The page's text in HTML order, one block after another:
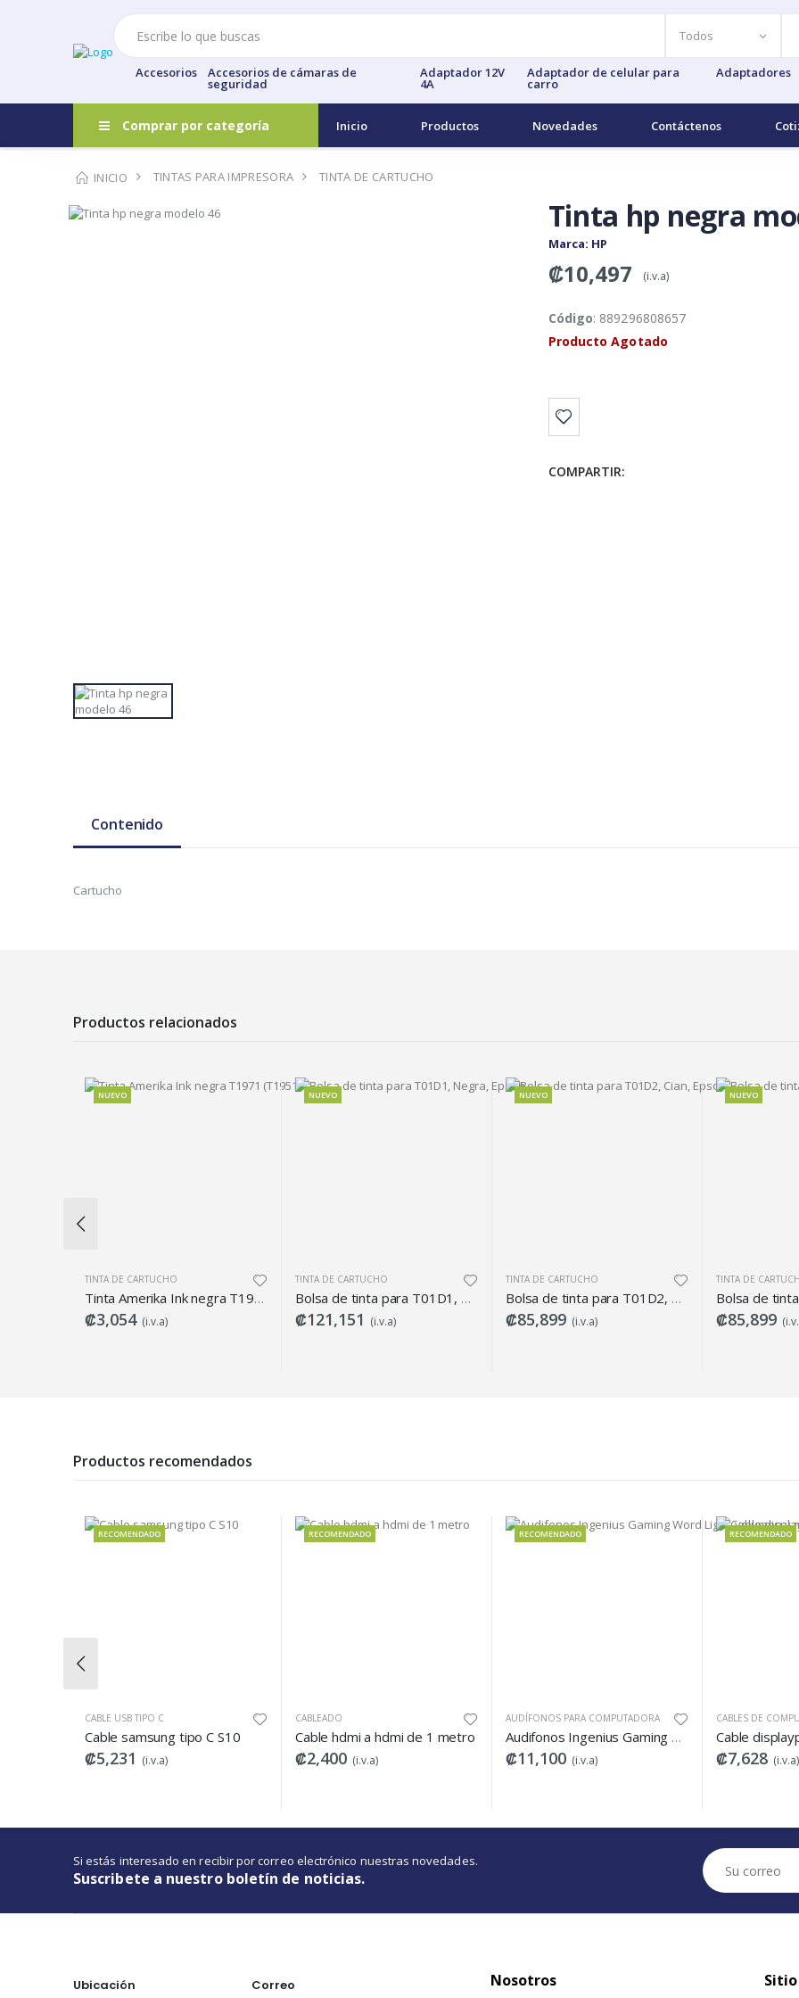
Accesorios Accesorios de cámaras de
seguridad
Adaptador 12V
4A
Adaptador de celular para
carro
Adaptadores
Comprar por categoría Inicio Productos Novedades Contáctenos
INICIO TINTAS PARA IMPRESORA TINTA DE CARTUCHO
Tinta hp negra
Marca: HP
₡10,497 (i.v.a)
Código: 889296808657
Producto Agotado
COMPARTIR:
Contenido
Cartucho
Productos relacionados
NUEVO
TINTA DE CARTUCHO
₡121,151
NUEVO
TINTA DE CARTUCHO
₡85,899 (i.v.a)
NUEVO
TINTA DE CARTUCHO
₡85,899 (i.v.a)
NUEVO
TINTA DE
Productos recomendados
tipo C S10
RECOMENDADO
CABLEADO
Cable hdmi a hdmi de 1 metro
₡2,400
AUDÍFONOS PARA COMPUTADORA
Audifonos Ingenius Gaming Word Light, volumen y microfono. Usb + 3.5mm
₡11,100
RECOMENDADO
CABLES DE COMPUTADORAS
Cable displayport a displayport marca xtech XTC 354
₡7,628
Si estás interesado en recibir por correo electrónico nuestras novedades.
Suscribete a nuestro boletín de noticias.
Ubicación Correo Nosotros Sitio